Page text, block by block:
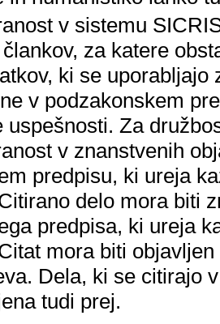
v sistemu
za katere
ki se
v podzakonskem
uspešnosti. Za
v znanstvenih
predpisu, ki ureja
delo mora biti
predpisa, ki ureja
mora biti
Dela, ki se citirajo
tudi prej.